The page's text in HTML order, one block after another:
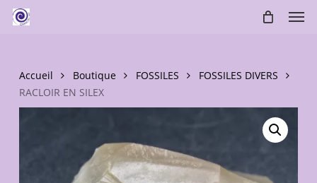
main
Accueil Boutique FOSSILES
FOSSILES DIVERS
RACLOIR EN SILEX